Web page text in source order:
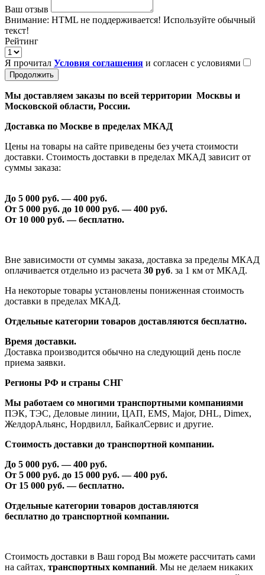
Ваш отзыв
Внимание: HTML не поддерживается! Используйте обычный
текст!
Рейтинг
Я прочитал Условия соглашения и согласен с условиями
Продолжить
Мы доставляем заказы по всей территории Москвы и
Московской области, России.
Доставка по Москве в пределах МКАД
Цены на товары на сайте приведены без учета стоимости
доставки. Стоимость доставки в пределах МКАД зависит от
суммы заказа:
До 5 000 руб. —400 руб.
От 5 000 руб. до 10 000 руб. —400 руб.
От 10 000 руб. — бесплатно.
Вне зависимости от суммы заказа, доставка за пределы МКАД
оплачивается отдельно из расчета 30 руб. за 1 км от МКАД.
На некоторые товары установлены пониженная стоимость
доставки в пределах МКАД.
Отдельные категории товаров доставляются бесплатно.
Время доставки.
Доставка производится обычно на следующий день после
приема заявки.
Регионы РФ и страны СНГ
Мы работаем со многими транспортными компаниями
ПЭК, ТЭС, Деловые линии, ЦАП, EMS, Major, DHL, Dimex,
ЖелдорАльянс, Нордвилл, БайкалСервис и другие.
Стоимость доставки до транспортной компании.
До 5 000 руб. —400 руб.
От 5 000 руб. до 15 000 руб. —400 руб.
От 15 000 руб. — бесплатно.
Отдельные категории товаров доставляются
бесплатно до транспортной компании.
Стоимость доставки в Ваш город Вы можете рассчитать сами
на сайтах, транспортных компаний. Мы не делаем никаких